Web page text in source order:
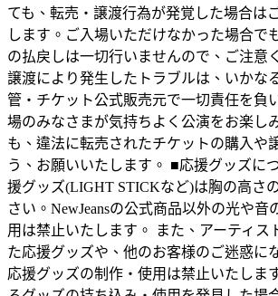
ても、転売・譲渡行為が発覚した場合は
します。ご入場いただけなかった場合で
の払戻しは一切行いませんので、ご注意
譲渡により発生したトラブルは、いかな
管・チケット公式販売元で一切責任を負
場のみなさまが気持ちよく公演をお楽し
も、違法に転売されたチケットの購入や
う、お願いいたします。 ■応援グッズに
援グッズ(LIGHT STICKなど)は胸の高さ
さい。NewJeansの公式商品以外の光や音
用は禁止いたします。 また、アーティス
た応援グッズや、他のお客様のご迷惑に
応援グッズの制作・使用は禁止いたしま